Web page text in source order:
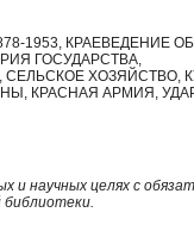
1878-1953, КРАЕВЕДЕНИЕ
ГОСУДАРСТВА,
ХОЗЯЙСТВО,
КРАСНАЯ АРМИЯ,
и научных целях с
библиотеки.